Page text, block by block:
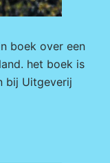
boek over een
het boek is
bij Uitgeverij